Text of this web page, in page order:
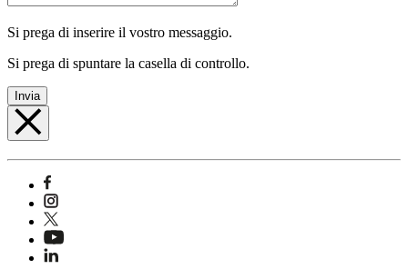
Si prega di inserire il vostro messaggio.
Si prega di spuntare la casella di controllo.
Invia